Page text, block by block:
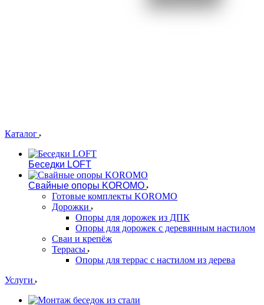
Каталог
Беседки LOFT
Свайные опоры KOROMO
Готовые комплекты KOROMO
Дорожки
Опоры для дорожек из ДПК
Опоры для дорожек с деревянным настилом
Сваи и крепёж
Террасы
Опоры для террас с настилом из дерева
Услуги